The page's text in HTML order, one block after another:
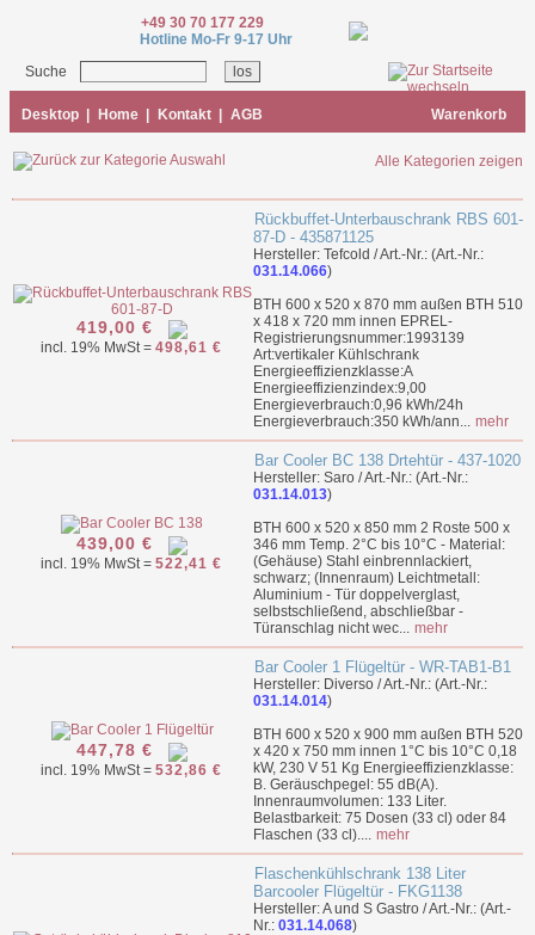
+49 30 70 177 229
Hotline Mo-Fr 9-17 Uhr
Suche
Desktop Home Kontakt AGB Warenkorb
Alle Kategorien zeigen
419,00 €
incl. 19% MwSt = 498,61 €
Rückbuffet-Unterbauschrank RBS 601-
87-D - 435871125
Hersteller: Tefcold / Art.-Nr.: (Art.-Nr.:
031.14.066)
BTH 600 x 520 x 870 mm außen BTH 510
x 418 x 720 mm innen EPREL-
Registrierungsnummer:1993139
Art:vertikaler Kühlschrank
Energieeffizienzklasse:A
Energieeffizienzindex:9,00
Energieverbrauch:0,96 kWh/24h
Energieverbrauch:350 kWh/ann... mehr
439,00 €
incl. 19% MwSt = 522,41 €
Bar Cooler BC 138 Drtehtür - 437-1020
Hersteller: Saro / Art.-Nr.: (Art.-Nr.:
031.14.013)
BTH 600 x 520 x 850 mm 2 Roste 500 x
346 mm Temp. 2°C bis 10°C - Material:
(Gehäuse) Stahl einbrennlackiert,
schwarz; (Innenraum) Leichtmetall:
Aluminium - Tür doppelverglast,
selbstschließend, abschließbar -
Türanschlag nicht wec... mehr
447,78 €
incl. 19% MwSt = 532,86 €
Bar Cooler 1 Flügeltür - WR-TAB1-B1
Hersteller: Diverso / Art.-Nr.: (Art.-Nr.:
031.14.014)
BTH 600 x 520 x 900 mm außen BTH 520
x 420 x 750 mm innen 1°C bis 10°C 0,18
kW, 230 V 51 Kg Energieeffizienzklasse:
B. Geräuschpegel: 55 dB(A).
Innenraumvolumen: 133 Liter.
Belastbarkeit: 75 Dosen (33 cl) oder 84
Flaschen (33 cl).... mehr
Flaschenkühlschrank 138 Liter
Barcooler Flügeltür - FKG1138
Hersteller: A und S Gastro / Art.-Nr.: (Art.-
Nr.: 031.14.068)